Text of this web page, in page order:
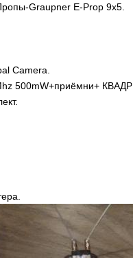
Graupner E-Prop 9x5.
Camera.
500mW+приёмни+